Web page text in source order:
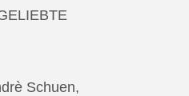
Schuen,